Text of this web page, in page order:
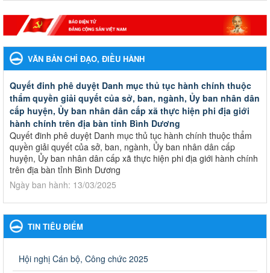
VĂN BẢN CHỈ ĐẠO, ĐIỀU HÀNH
Quyết đinh phê duyệt Danh mục thủ tục hành chính thuộc
thẩm quyền giải quyết của sở, ban, ngành, Ủy ban nhân dân
cấp huyện, Ủy ban nhân dân cấp xã thực hiện phi địa giới
hành chính trên địa bàn tỉnh Bình Dương
Quyết đinh phê duyệt Danh mục thủ tục hành chính thuộc thẩm
quyền giải quyết của sở, ban, ngành, Ủy ban nhân dân cấp
huyện, Ủy ban nhân dân cấp xã thực hiện phi địa giới hành chính
trên địa bàn tỉnh Bình Dương
Ngày ban hành: 13/03/2025
Kế hoạch Phổ biến, giáo dục pháp luật năm 2025 của ngành
Giáo dục và Đào tạo thành phố Bến Cát
Kế hoạch Phổ biến, giáo dục pháp luật năm 2025 của ngành
Ngày ban hành: 28/02/2025
TIN TIÊU ĐIỂM
Hội nghị Cán bộ, Công chức 2025